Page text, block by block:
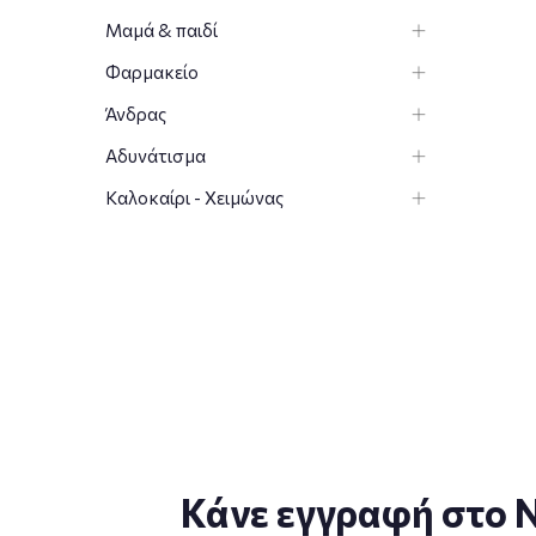
Μαμά & παιδί
Φαρμακείο
Άνδρας
Αδυνάτισμα
Καλοκαίρι - Χειμώνας
Κάνε εγγραφή στο